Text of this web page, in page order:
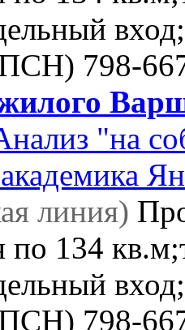
798-
"на
линия)
134
798-